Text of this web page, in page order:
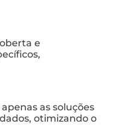
e
as soluções
otimizando o